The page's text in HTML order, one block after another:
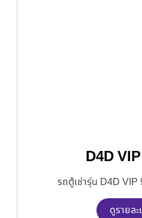
D4D
รถตู้เช่ารุ่น D4D
ดูรายล